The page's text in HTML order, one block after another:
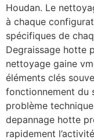
Houdan. Le
à chaque
spécifiques de
Degraissage hotte
nettoyage gaine
éléments clés
fonctionnement du
problème
depannage hotte
rapidement